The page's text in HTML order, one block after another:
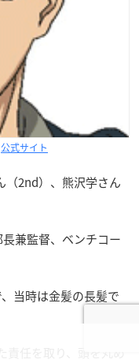
公式サイト
（2nd）、熊沢学さん
兼監督、ベンチコー
当時は金髪の長髪で